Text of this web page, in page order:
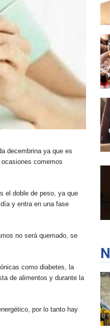
decembrina ya que es
comemos
el doble de peso, ya que
y entra en una fase
no será quemado, se
como diabetes, la
de alimentos y durante la
por lo tanto hay